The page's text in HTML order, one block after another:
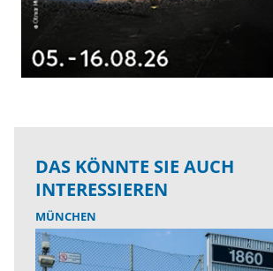
DAS KÖNNTE SIE AUCH
INTERESSIEREN
MÜNCHEN